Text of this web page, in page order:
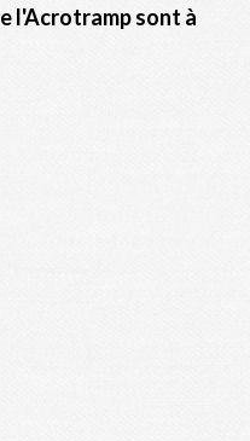
l'Acrotramp sont à